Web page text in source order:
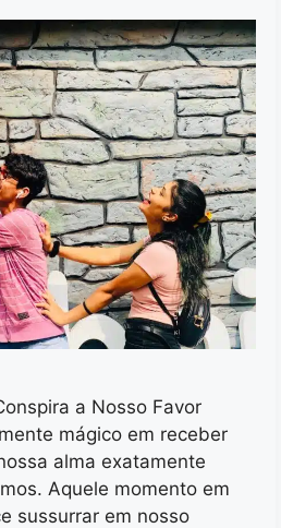
a Nosso Favor
mágico em receber
alma exatamente
Aquele momento em
sussurrar em nosso